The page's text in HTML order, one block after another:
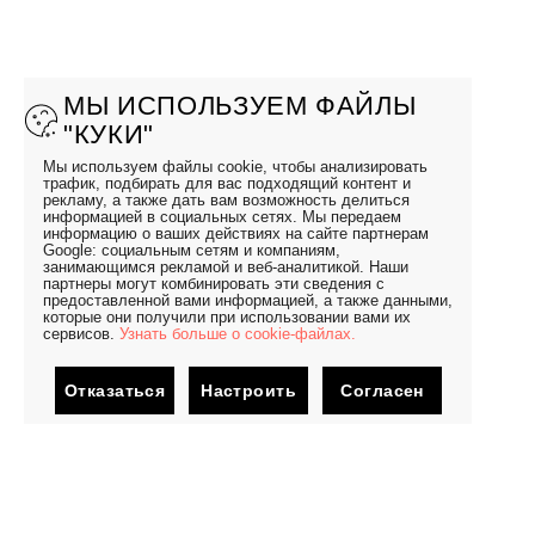
МЫ ИСПОЛЬЗУЕМ ФАЙЛЫ
"КУКИ"
Мы используем файлы cookie, чтобы анализировать
трафик, подбирать для вас подходящий контент и
рекламу, а также дать вам возможность делиться
информацией в социальных сетях. Мы передаем
информацию о ваших действиях на сайте партнерам
Google: социальным сетям и компаниям,
занимающимся рекламой и веб-аналитикой. Наши
партнеры могут комбинировать эти сведения с
предоставленной вами информацией, а также данными,
которые они получили при использовании вами их
сервисов. Узнать больше о cookie-файлах.
Отказаться Настроить Согласен